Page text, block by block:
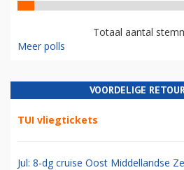
Totaal aantal
Meer polls
VOORDELIGE
TUI vliegtickets
Jul: 8-dg cruise Oost Middellandse